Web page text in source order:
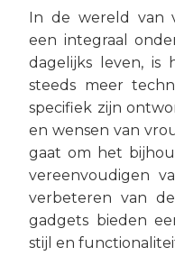
In de wereld van
een integraal
dagelijks leven, is
steeds meer
specifiek zijn
en wensen van
gaat om het
vereenvoudigen
verbeteren van
gadgets bieden
stijl en